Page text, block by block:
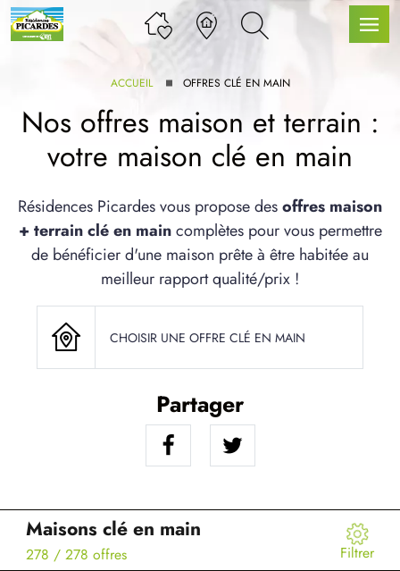
GAMME
SERVICE BDL EXTENSION
ARTICLES
ACCUEIL OFFRES CLÉ EN MAIN
Nos offres maison et terrain :
votre maison clé en main
Résidences Picardes vous propose desoffres maison
+ terrain clé en maincomplètes pour vous permettre
de bénéficier d'une maison prête à être habitée au
meilleur rapport qualité/prix !
CHOISIR UNE OFFRE CLÉ EN MAIN
Partager
Maisons clé en main
278 / 278 offres Filtrer